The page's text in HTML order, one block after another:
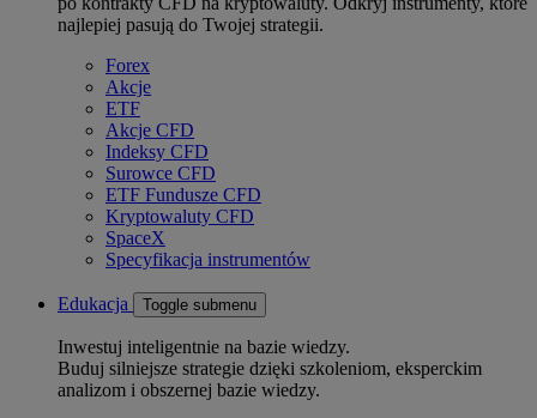
najlepiej pasują do Twojej strategii.
Forex
Akcje
ETF
Akcje CFD
Indeksy CFD
Surowce CFD
ETF Fundusze CFD
Kryptowaluty CFD
SpaceX
Specyfikacja instrumentów
Edukacja Toggle submenu
Inwestuj inteligentnie na bazie wiedzy.
Buduj silniejsze strategie dzięki szkoleniom, eksperckim
analizom i obszernej bazie wiedzy.